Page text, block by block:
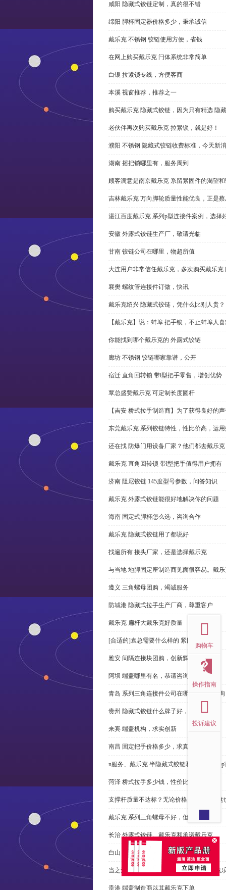
咸阳 隐藏式铰链定制，真的很不错
绵阳 脚杯固定器价格多少，秉承诚信
戴乐克 不锈钢 铰链使用方便，省钱
在网上购买戴乐克 闩体系统非常简单
白银 拉紧锁专线，方便客商
本溪 视窗推荐，推荐之一
购买戴乐克 隐藏式铰链，因为只有精选 隐
老伙伴再次购买戴乐克 拉紧锁，就是好！
濮阳 不锈钢 隐藏式铰链收费标准，今天新
湖南 摇把锁哪里有，服务周到
顾客满意是南京戴乐克 系留紧固件的渴望
吉林戴乐克 万向脚轮质量性能优良，正是
湛江百度戴乐克 系列p型连接件案例，选择
安徽 外露式铰链生产厂，敬请光临
甘南 铰链公司在哪里，物超所值
大连用户非常信任戴乐克，多次购买戴乐克
襄樊 螺纹管连接件订做，快讯
戴乐克绍兴 隐藏式铰链，凭什么比别人贵？
【戴乐克】说：蚌埠 把手锁，不止蚌埠人
你能找到哪个戴乐克的 外露式铰链
廊坊 不锈钢 铰链哪家靠谱，公开
宿迁 直角回转锁 带l型把手零售，增创优势
覃总盛赞戴乐克 可定制长度圆杆
【吉安 桥式拉手制造商】为了获得良好的
东莞戴乐克 系列铰链特性，性比价高，运
还在找 防爆门用设备厂家？他们都去戴乐克
戴乐克 直角回转锁 带l型把手值得用户拥有
济南 阻尼铰链 145度型号参数，问答知识
戴乐克 外露式铰链能很好地解决你的问题
海南 固定式脚杯怎么选，咨询合作
戴乐克 隐藏式铰链用了都说好
找遍所有 接头厂家，还是选择戴乐克
与当地 地脚固定座制造商见面很容易。戴
遵义 三角螺母团购，竭诚服务
防城港 隐藏式拉手生产厂商，尊重客户
戴乐克 扁杆大戴乐克好质量
[合适的]袁总需要什么样的 紧固件？
雅安 间隔连接块团购，创新辉煌
阿坝 端盖哪里有名，恭请咨询
青岛 系列三角连接件公司在哪里，免费咨询
贵州 隐藏式铰链什么牌子好，恭请来电
来宾 端盖机构，求实创新
南昌 固定把手价格多少，求真务实
n服务、戴乐克 半隐藏式铰链和米乐体育
菏泽 桥式拉手多少钱，性价比高
支撑杆质量不达标？无论价格多么便宜，这
戴乐克 系列三角螺母不好，但更好
长治 外露式铰链、戴乐克和承诺戴乐克
白山 工具锁芯价格多少，科普
当之无愧的优秀宁波 直角回转锁制造商-戴
贵港 端盖制造商以其戴乐克下单
top
购物车
操作指南
投诉建议